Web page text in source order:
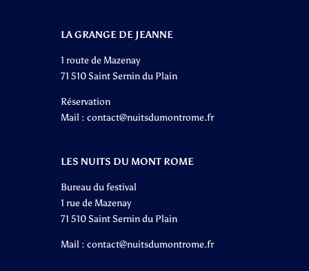
LA GRANGE DE JEANNE
1 route de Mazenay
71 510 Saint Sernin du Plain
Réservation
Mail : contact@nuitsdumontrome.fr
LES NUITS DU MONT ROME
Bureau du festival
1 rue de Mazenay
71 510 Saint Sernin du Plain
Mail : contact@nuitsdumontrome.fr